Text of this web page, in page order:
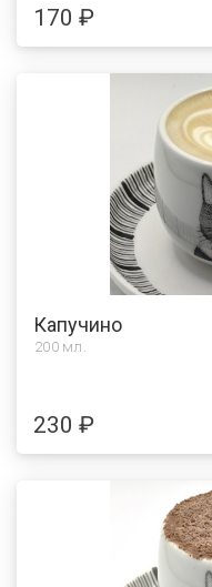
170 ₽
Капучино
200 мл.
230 ₽